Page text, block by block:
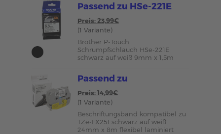
Passend zu HSe-221E
Preis: 23,99€
(1 Variante)
Brother P-Touch
Schrumpfschlauch HSe-221E
schwarz auf weiß 9mm x 1,5m
Passend zu
Preis: 14,99€
(1 Variante)
Beschriftungsband kompatibel zu
TZe-FX251 schwarz auf weiß
24mm x 8m flexibel laminiert